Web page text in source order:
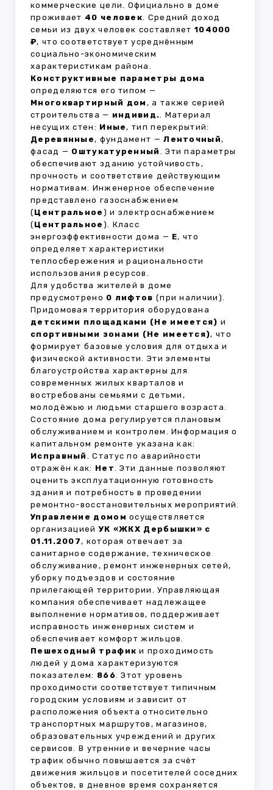
коммерческие цели. Официально в доме
проживает 40 человек. Средний доход
семьи из двух человек составляет 104000
₽, что соответствует усреднённым
социально-экономическим
характеристикам района.
Конструктивные параметры дома
определяются его типом —
Многоквартирный дом , а также серией
строительства — индивид.. Материал
несущих стен: Иные, тип перекрытий:
Деревянные, фундамент —Ленточный,
фасад — Оштукатуренный . Эти параметры
обеспечивают зданию устойчивость,
прочность и соответствие действующим
нормативам. Инженерное обеспечение
представлено газоснабжением
(Центральное ) и электроснабжением
(Центральное ). Класс
энергоэффективности дома — E, что
определяет характеристики
теплосбережения и рациональности
использования ресурсов.
Для удобства жителей в доме
предусмотрено 0 лифтов (при наличии).
Придомовая территория оборудована
детскими площадками (Не имеется) и
спортивными зонами (Не имеется), что
формирует базовые условия для отдыха и
физической активности. Эти элементы
благоустройства характерны для
современных жилых кварталов и
востребованы семьями с детьми,
молодёжью и людьми старшего возраста.
Состояние дома регулируется плановым
обслуживанием и контролем. Информация о
капитальном ремонте указана как:
Исправный . Статус по аварийности
отражён как: Нет. Эти данные позволяют
оценить эксплуатационную готовность
здания и потребность в проведении
ремонтно-восстановительных мероприятий.
Управление домом осуществляется
организациейУК «ЖКХ Дербышки» с
01.11.2007, которая отвечает за
санитарное содержание, техническое
обслуживание, ремонт инженерных сетей,
уборку подъездов и состояние
прилегающей территории. Управляющая
компания обеспечивает надлежащее
выполнение нормативов, поддерживает
исправность инженерных систем и
обеспечивает комфорт жильцов.
Пешеходный трафик и проходимость
людей у дома характеризуются
показателем: 866. Этот уровень
проходимости соответствует типичным
городским условиям и зависит от
расположения объекта относительно
транспортных маршрутов, магазинов,
образовательных учреждений и других
сервисов. В утренние и вечерние часы
трафик обычно повышается за счёт
движения жильцов и посетителей соседних
объектов, в дневное время сохраняется